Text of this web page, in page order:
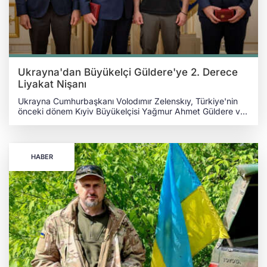
Ukrayna'dan Büyükelçi Güldere'ye 2. Derece
Liyakat Nişanı
Ukrayna Cumhurbaşkanı Volodımır Zelenskıy, Türkiye'nin
önceki dönem Kıyiv Büyükelçisi Yağmur Ahmet Güldere ve
Güldere ve Çetinceviz’e 2. Derece Liyakat Nişanı’nı takdim
Kıyiv’deki Cumhurbaşkanlığı Ofisinde, Türkiye'nin önceki
dönem Kıyiv Büyükelçisi Yağmur Ahmet Güldere ve Onur
Group Yönetim Kurulu Başkanı Onur Çetinceviz’i kabul
etti. Cumhurbaşkanlığı Ofisinden yapılan açıklamaya göre
Zelenskıy, Ukrayna'da diplomatik görevini
tamamlayan Büyükelçi Güldere'ye, iki ülke arasında güçlü
ilişkilerin gelişmesine katkı sağlayan çalışmalarından dolayı
teşekkür etti. Bununla birlikte Cumhurbaşkanı, Rusya’nın
topyekun işgal girişimini başlatmasına rağmen
Ukrayna’daki faaliyetlerini devam ettiren ve Türkiye devleti
ile birlikte Ukraynalılara destek veren Onur Group şirketine
HABER